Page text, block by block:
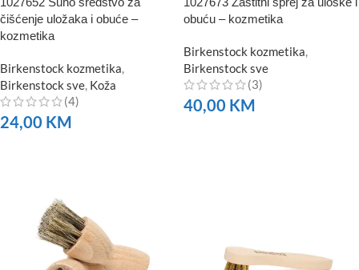
čišćenje uložaka i obuće –
kozmetika
Birkenstock kozmetika
Birkenstock sve Koža
(4)
24,00 KM
obuću – kozmetika
Birkenstock kozmetika
Birkenstock sve
(3)
40,00 KM